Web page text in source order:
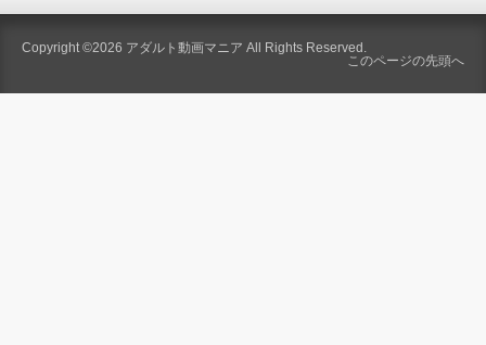
Copyright ©2026 アダルト動画マニア All Rights Reserved.
このページの先頭へ